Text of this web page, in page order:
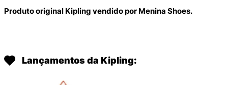
Produto original Kipling vendido por Menina Shoes.
Lançamentos da Kipling: